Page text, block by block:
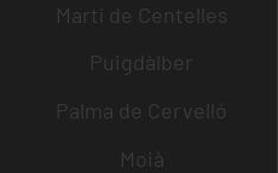
Martí de Centelles
Puigdàlber
Palma de Cervelló
Moià